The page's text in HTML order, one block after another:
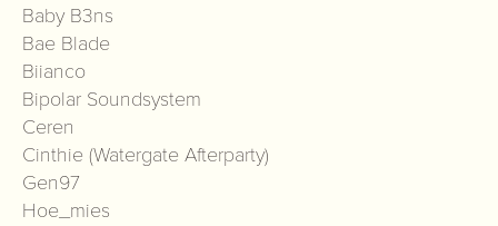
Baby B3ns
Bae Blade
Biianco
Bipolar Soundsystem
Ceren
Cinthie (Watergate Afterparty)
Gen97
Hoe_mies